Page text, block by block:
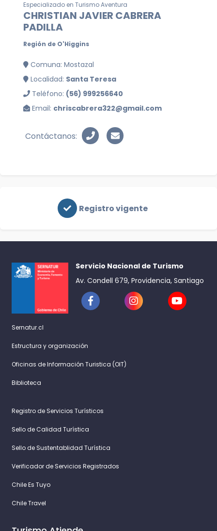
Especializado en Turismo Aventura
CHRISTIAN JAVIER CABRERA
PADILLA
Región de O'Higgins
Comuna: Mostazal
Localidad: Santa Teresa
Teléfono: (56) 999256640
Email: chriscabrera322@gmail.com
Contáctanos:
Registro vigente
Servicio Nacional de Turismo
Av. Condell 679, Providencia, Santiago
Sernatur.cl
Estructura y organización
Oficinas de Información Turistica (OIT)
Biblioteca
Registro de Servicios Turísticos
Sello de Calidad Turística
Sello de Sustentablidad Turística
Verificador de Servicios Registrados
Chile Es Tuyo
Chile Travel